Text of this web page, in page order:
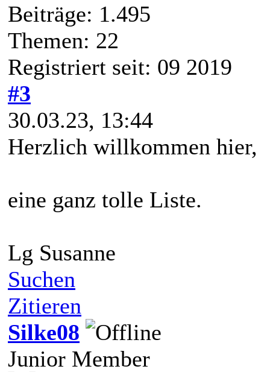
Beiträge: 1.495
Themen: 22
Registriert seit: 09 2019
#3
30.03.23, 13:44
Herzlich willkommen hier,
eine ganz tolle Liste.
Lg Susanne
Suchen
Zitieren
Silke08
Junior Member